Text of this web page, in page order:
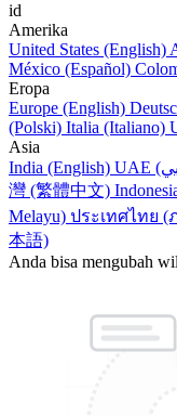
id
Amerika
United States (English)
México (Español)
Eropa
Europe (English)
(Polski) Italia (Italiano)
Asia
India (English)
灣 (繁體中文)
Melayu) ประเทศไทย (
本語)
Anda bisa mengubah